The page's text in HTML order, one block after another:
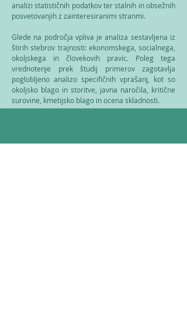
analizi statističnih podatkov ter stalnih in obsežnih
posvetovanjih z zainteresiranimi stranmi.
Glede na področja vpliva je analiza sestavljena iz
štirih stebrov trajnosti: ekonomskega, socialnega,
okoljskega in človekovih pravic. Poleg tega
vrednotenje prek študij primerov zagotavlja
poglobljeno analizo specifičnih vprašanj, kot so
okoljsko blago in storitve, javna naročila, kritične
surovine, kmetijsko blago in ocena skladnosti.